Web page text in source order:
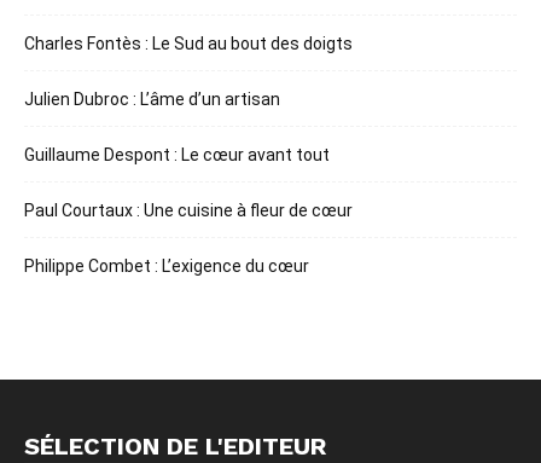
Charles Fontès : Le Sud au bout des doigts
Julien Dubroc : L’âme d’un artisan
Guillaume Despont : Le cœur avant tout
Paul Courtaux : Une cuisine à fleur de cœur
Philippe Combet : L’exigence du cœur
SÉLECTION DE L'EDITEUR